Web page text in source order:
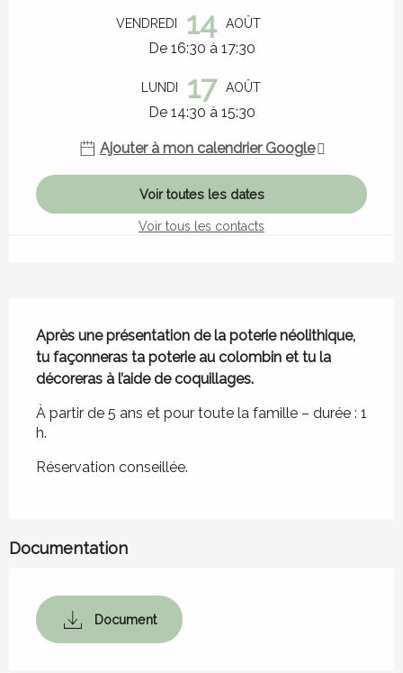
VENDREDI 14 AOÛT
De 16:30 à 17:30
LUNDI 17 AOÛT
De 14:30 à 15:30
Ajouter à mon calendrier Google
Voir toutes les dates
Voir tous les contacts
Après une présentation de la poterie néolithique,
tu façonneras ta poterie au colombin et tu la
décoreras à l’aide de coquillages.
À partir de 5 ans et pour toute la famille – durée : 1
h.
Réservation conseillée.
Documentation
Document